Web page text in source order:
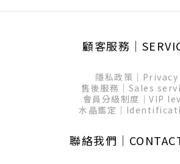
顧客服務
隱私政策│Privacy
售後服務│Sales
會員分級制度│VIP
水晶鑑定
聯絡我們